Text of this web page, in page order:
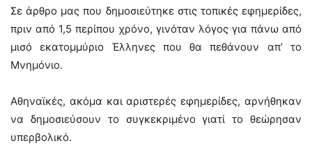
Σε άρθρο μας που δημοσιεύτηκε στις τοπικές εφημερίδες,
πριν από 1,5 περίπου χρόνο, γινόταν λόγος για πάνω από
μισό εκατομμύριο Έλληνες που θα πεθάνουν απ’ το
Μνημόνιο.
Αθηναϊκές, ακόμα και αριστερές εφημερίδες, αρνήθηκαν
να δημοσιεύσουν το συγκεκριμένο γιατί το θεώρησαν
υπερβολικό.